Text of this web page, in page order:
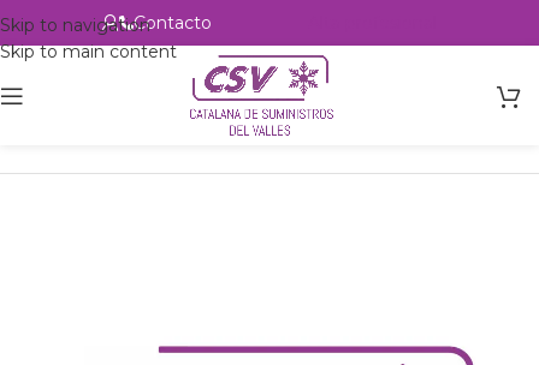
Skip to navigation
Skip to main content
Contacto
Intercambio